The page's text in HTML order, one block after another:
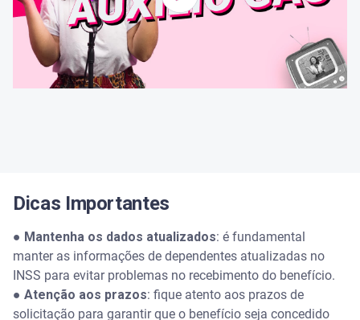
Dicas Importantes
● Mantenha os dados atualizados: é fundamental
manter as informações de dependentes atualizadas no
INSS para evitar problemas no recebimento do benefício.
● Atenção aos prazos: fique atento aos prazos de
solicitação para garantir que o benefício seja concedido